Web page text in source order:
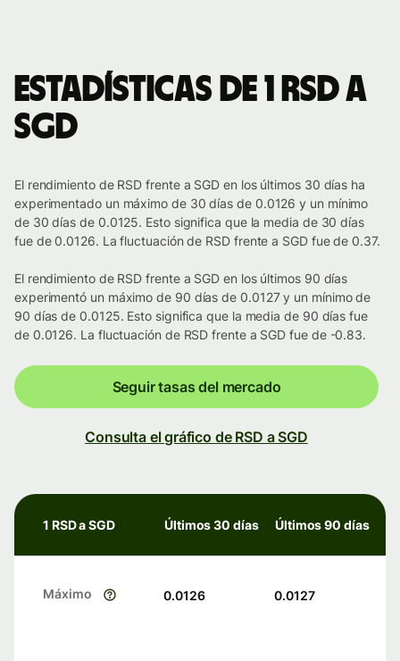
Estadísticas de 1 RSD a
SGD
El rendimiento de RSD frente a SGD en los últimos 30 días ha
experimentado un máximo de 30 días de 0.0126 y un mínimo
de 30 días de 0.0125. Esto significa que la media de 30 días
fue de 0.0126. La fluctuación de RSD frente a SGD fue de 0.37.
El rendimiento de RSD frente a SGD en los últimos 90 días
experimentó un máximo de 90 días de 0.0127 y un mínimo de
90 días de 0.0125. Esto significa que la media de 90 días fue
de 0.0126. La fluctuación de RSD frente a SGD fue de -0.83.
Seguir tasas del mercado
Consulta el gráfico de RSD a SGD
1 RSD a SGD Últimos 30 días Últimos 90 días
Máximo 0.0126 0.0127